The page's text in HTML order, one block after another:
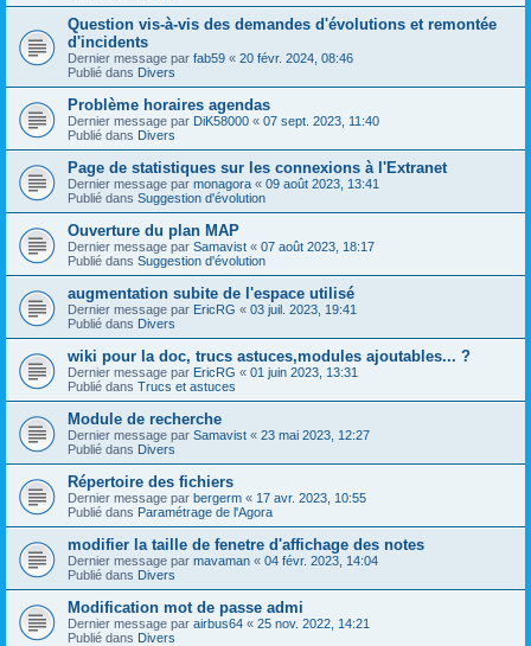
Question vis-à-vis des demandes d'évolutions et remontée
d'incidents
Dernier message par fab59 « 20 févr. 2024, 08:46
Publié dans Divers
Problème horaires agendas
Dernier message par DiK58000 « 07 sept. 2023, 11:40
Publié dans Divers
Page de statistiques sur les connexions à l'Extranet
Dernier message par monagora « 09 août 2023, 13:41
Publié dans Suggestion d'évolution
Ouverture du plan MAP
Dernier message par Samavist « 07 août 2023, 18:17
Publié dans Suggestion d'évolution
augmentation subite de l'espace utilisé
Dernier message par EricRG « 03 juil. 2023, 19:41
Publié dans Divers
wiki pour la doc, trucs astuces,modules ajoutables... ?
Dernier message par EricRG « 01 juin 2023, 13:31
Publié dans Trucs et astuces
Module de recherche
Dernier message par Samavist « 23 mai 2023, 12:27
Publié dans Divers
Répertoire des fichiers
Dernier message par bergerm « 17 avr. 2023, 10:55
Publié dans Paramétrage de l'Agora
modifier la taille de fenetre d'affichage des notes
Dernier message par mavaman « 04 févr. 2023, 14:04
Publié dans Divers
Modification mot de passe admi
Dernier message par airbus64 « 25 nov. 2022, 14:21
Publié dans Divers